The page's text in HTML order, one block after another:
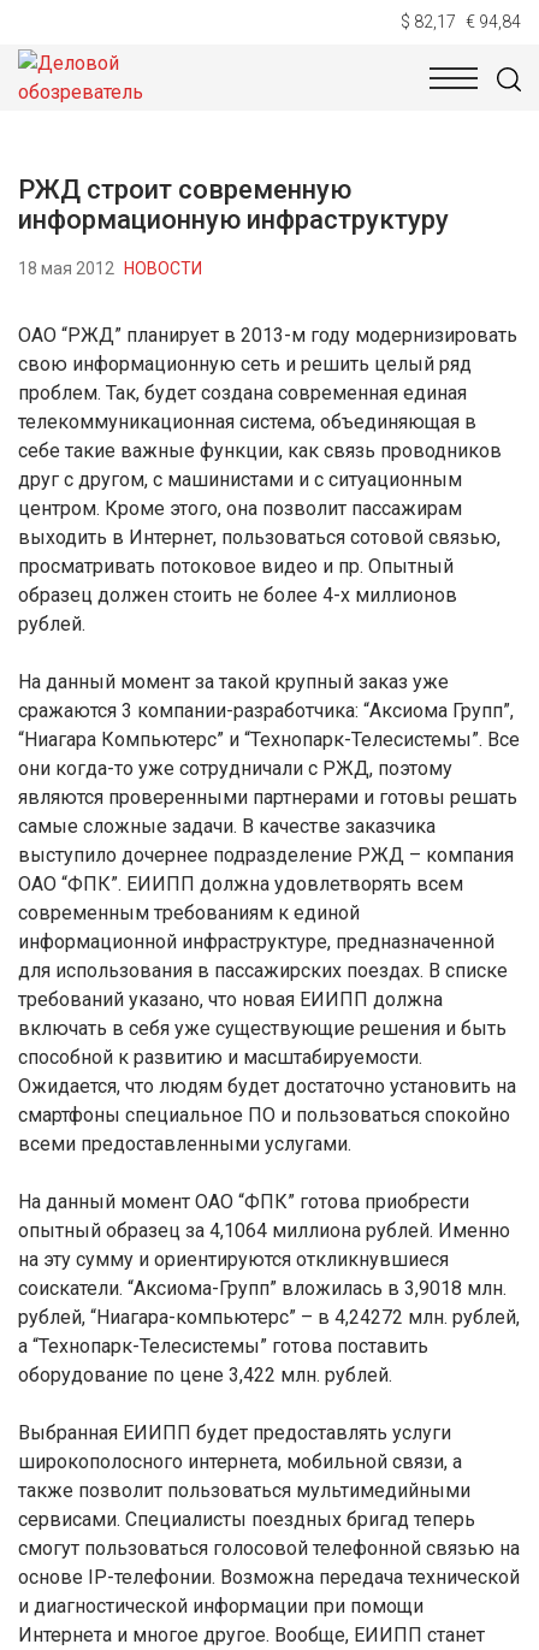
$ 82,17 € 94,84
НОВОСТИ
РЖД строит современную
информационную инфраструктуру
18 мая 2012 НОВОСТИ
ОАО “РЖД” планирует в 2013-м году модернизировать
свою информационную сеть и решить целый ряд
проблем. Так, будет создана современная единая
телекоммуникационная система, объединяющая в
себе такие важные функции, как связь проводников
друг с другом, с машинистами и с ситуационным
центром. Кроме этого, она позволит пассажирам
выходить в Интернет, пользоваться сотовой связью,
просматривать потоковое видео и пр. Опытный
образец должен стоить не более 4-х миллионов
рублей.
На данный момент за такой крупный заказ уже
сражаются 3 компании-разработчика: “Аксиома Групп”,
“Ниагара Компьютерс” и “Технопарк-Телесистемы”. Все
они когда-то уже сотрудничали с РЖД, поэтому
являются проверенными партнерами и готовы решать
самые сложные задачи. В качестве заказчика
выступило дочернее подразделение РЖД – компания
ОАО “ФПК”. ЕИИПП должна удовлетворять всем
современным требованиям к единой
информационной инфраструктуре, предназначенной
для использования в пассажирских поездах. В списке
требований указано, что новая ЕИИПП должна
включать в себя уже существующие решения и быть
способной к развитию и масштабируемости.
Ожидается, что людям будет достаточно установить на
смартфоны специальное ПО и пользоваться спокойно
всеми предоставленными услугами.
На данный момент ОАО “ФПК” готова приобрести
опытный образец за 4,1064 миллиона рублей. Именно
на эту сумму и ориентируются откликнувшиеся
соискатели. “Аксиома-Групп” вложилась в 3,9018 млн.
рублей, “Ниагара-компьютерс” – в 4,24272 млн. рублей,
а “Технопарк-Телесистемы” готова поставить
оборудование по цене 3,422 млн. рублей.
Выбранная ЕИИПП будет предоставлять услуги
широкополосного интернета, мобильной связи, а
также позволит пользоваться мультимедийными
сервисами. Специалисты поездных бригад теперь
смогут пользоваться голосовой телефонной связью на
основе IP-телефонии. Возможна передача технической
и диагностической информации при помощи
Интернета и многое другое. Вообще, ЕИИПП станет